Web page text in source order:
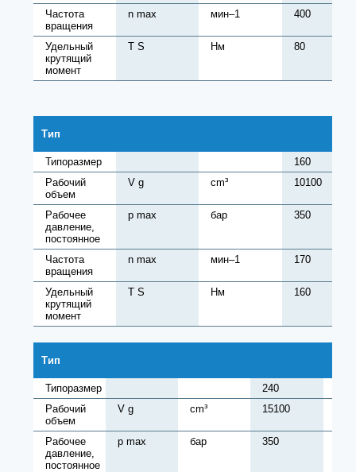
Частота
вращения
n max мин–1 400
Удельный
крутящий
момент
T S Нм 80
Тип
Типоразмер
160
Рабочий
объем
V g cm³ 10100
Рабочее
давление,
постоянное
p max бар 350
Частота
вращения
n max мин–1 170
Удельный
крутящий
момент
T S Нм 160
Тип
Типоразмер 240
Рабочий
объем
V g cm³ 15100
Рабочее
давление,
постоянное
p max бар 350